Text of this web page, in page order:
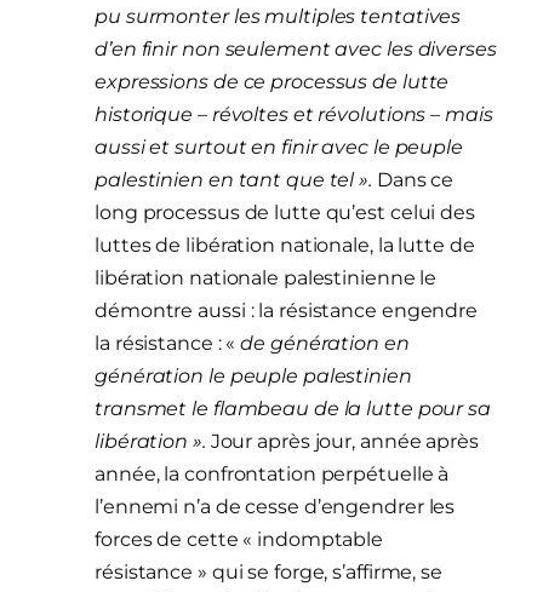
pu surmonter les multiples tentatives
d’en finir non seulement avec les diverses
expressions de ce processus de lutte
historique – révoltes et révolutions – mais
aussi et surtout en finir avec le peuple
palestinien en tant que tel ». Dans ce
long processus de lutte qu’est celui des
luttes de libération nationale, la lutte de
libération nationale palestinienne le
démontre aussi : la résistance engendre
la résistance : «de génération en
génération le peuple palestinien
transmet le flambeau de la lutte pour sa
libération ». Jour après jour, année après
année, la confrontation perpétuelle à
l’ennemi n’a de cesse d’engendrer les
forces de cette « indomptable
résistance » qui se forge, s’affirme, se